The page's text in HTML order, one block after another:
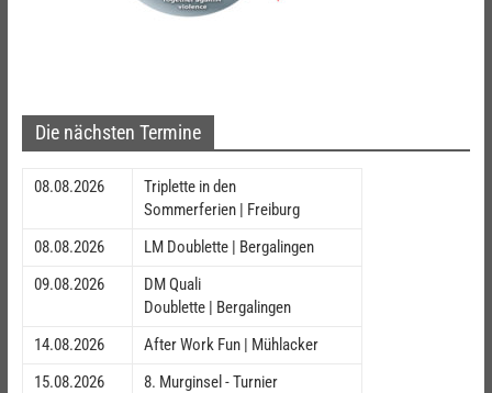
Die nächsten Termine
08.08.2026
Triplette in den
Sommerferien | Freiburg
08.08.2026
LM Doublette | Bergalingen
09.08.2026
DM Quali
Doublette | Bergalingen
14.08.2026
After Work Fun | Mühlacker
15.08.2026
8. Murginsel - Turnier